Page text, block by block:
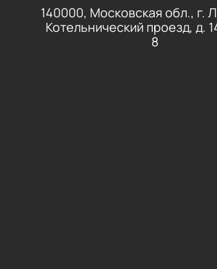
140000, Московская обл., г.
Котельнический проезд, д.
8